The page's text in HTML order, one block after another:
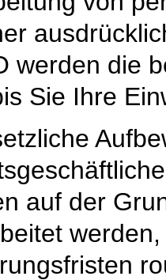
werden die
Sie Ihre
auf der